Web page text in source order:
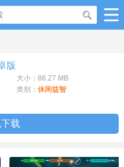
版
大小：86.27 MB
类别： 休闲益智
载